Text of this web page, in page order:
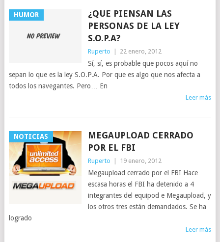
HUMOR
¿QUE PIENSAN LAS
PERSONAS DE LA LEY
S.O.P.A?
Ruperto 22 enero, 2012
Sí, sí, es probable que pocos aquí no
sepan lo que es la ley S.O.P.A. Por que es algo que nos afecta a
todos los navegantes. Pero… En
Leer más
NOTICIAS
MEGAUPLOAD CERRADO
POR EL FBI
Ruperto 19 enero, 2012
Megaupload cerrado por el FBI Hace
escasa horas el FBI ha detenido a 4
integrantes del equipod e Megaupload, y
los otros tres están demandados. Se ha
logrado
Leer más